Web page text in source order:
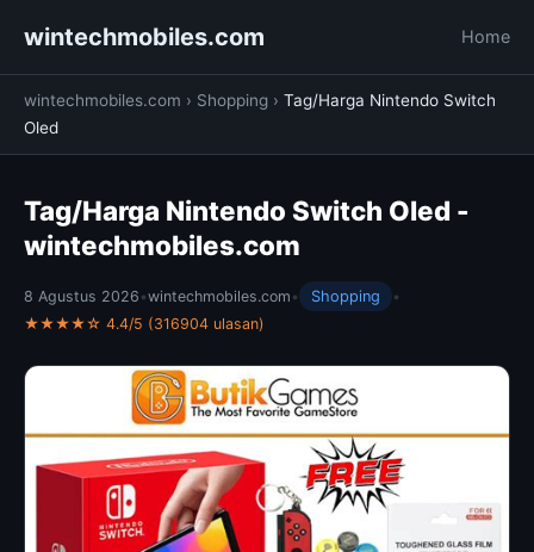
wintechmobiles.com Home
wintechmobiles.com › Shopping › Tag/Harga Nintendo Switch
Oled
Tag/Harga Nintendo Switch Oled -
wintechmobiles.com
8 Agustus 2026 •wintechmobiles.com • Shopping
•
★★★★☆ 4.4/5 (316904 ulasan)